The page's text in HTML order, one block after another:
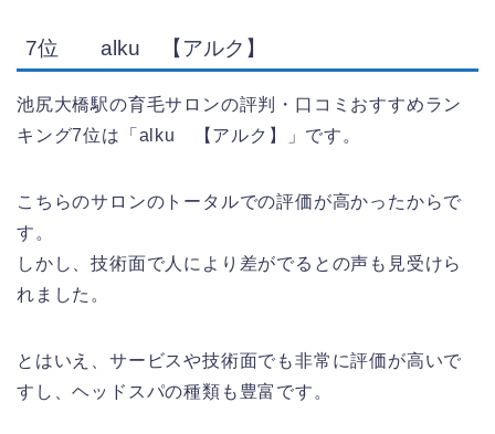
7位 alku 【アルク】
池尻大橋駅の育毛サロンの評判・口コミおすすめラン
キング7位は「alku 【アルク】」です。
こちらのサロンのトータルでの評価が高かったからで
す。
しかし、技術面で人により差がでるとの声も見受けら
れました。
とはいえ、サービスや技術面でも非常に評価が高いで
すし、ヘッドスパの種類も豊富です。